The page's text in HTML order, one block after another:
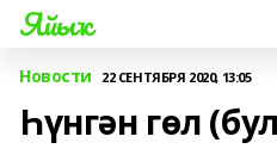
Яйыҡ
Новости 22 СЕНТЯБРЯ 2020, 13:05
Һүнгән гөл